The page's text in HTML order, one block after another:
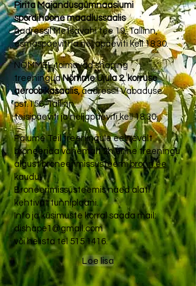
Pirita Majandusgümnaasiumi
spordihoone maadlussaalis
aadressil Metsavahi tee 19, Tallinn,
esmaspäeviti ja neljapäeviti kell 18:30.
NÕMMEL toimuvad shaping
treeningudNõmme Ujula 2. korruse
aeroobikasaalis,aadressil Vabaduse
pst.156, Tallinn,
teisipäeviti ja neljapäeviti kell 18:30.
Palume Teil treeningule eelnevalt
broneerida vähemalt 2h enne treeningu
algust broneerimissüsteemibronn.ee
kaudu!
Broneerimissüsteemis näed alati
kehtivat tunniplaani.
Info ja küsimuste korral saada mail:
dishape1@gmail.com
või helista tel 515 1416.
Loe lisa